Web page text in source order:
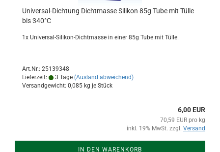
Universal-Dichtung Dichtmasse Silikon 85g Tube mit Tülle
bis 340°C
1x Universal-Silikon-Dichtmasse in einer 85g Tube mit Tülle.
Art.Nr.: 25139348
Lieferzeit:
3 Tage (Ausland abweichend)
Versandgewicht: 0,085 kg je Stück
6,00 EUR
70,59 EUR pro kg
inkl. 19% MwSt. zzgl. Versand
IN DEN WARENKORB